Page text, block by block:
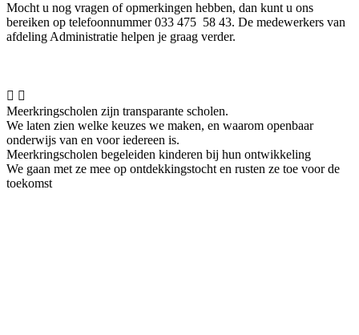
Mocht u nog vragen of opmerkingen hebben, dan kunt u ons
bereiken op telefoonnummer 033 475 58 43. De medewerkers van
afdeling Administratie helpen je graag verder.
 
Meerkringscholen zijn transparante scholen.
We laten zien welke keuzes we maken, en waarom openbaar
onderwijs van en voor iedereen is.
Meerkringscholen begeleiden kinderen bij hun ontwikkeling
We gaan met ze mee op ontdekkingstocht en rusten ze toe voor de
toekomst